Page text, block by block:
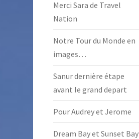
Merci Sara de Travel
Nation
Notre Tour du Monde en
images…
Sanur dernière étape
avant le grand depart
Pour Audrey et Jerome
Dream Bay et Sunset Bay